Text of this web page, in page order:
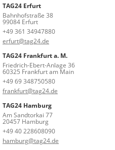
TAG24 Erfurt
Bahnhofstraße 38
99084 Erfurt
+49 361 34947880
erfurt@tag24.de
TAG24 Frankfurt a. M.
Friedrich-Ebert-Anlage 36
60325 Frankfurt am Main
+49 69 348750580
frankfurt@tag24.de
TAG24 Hamburg
Am Sandtorkai 77
20457 Hamburg
+49 40 228608090
hamburg@tag24.de